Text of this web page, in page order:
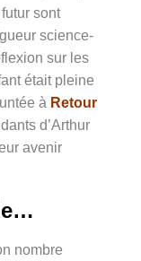
sont
science-
sur les
était pleine
à Retour
d’Arthur
avenir
nombre